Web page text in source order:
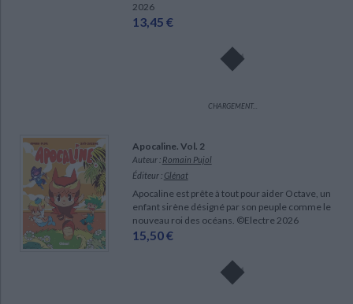
CHARGEMENT...
2026
13,45 €
CHARGEMENT...
Apocaline. Vol. 2
Auteur : Romain Pujol
Éditeur : Glénat
Apocaline est prête à tout pour aider Octave, un
enfant sirène désigné par son peuple comme le
nouveau roi des océans. ©Electre 2026
15,50 €